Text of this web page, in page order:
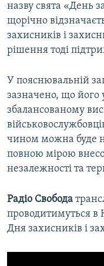
назву свята «День
щорічно
захисників і
рішення тоді
У пояснювальній
зазначено, що його
збалансованому
чином можна буде
повною мірою
незалежності та
Радіо Свобода
проводитимуться в
Дня захисників і